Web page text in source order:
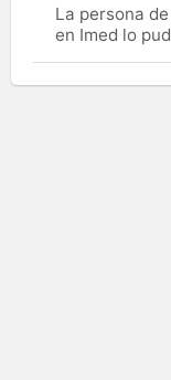
La persona
en Imed lo